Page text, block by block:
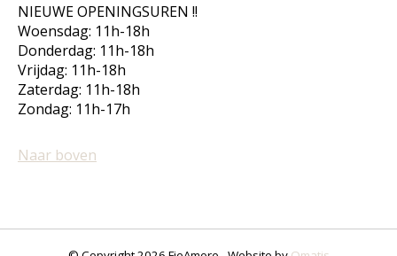
NIEUWE OPENINGSUREN !!
Woensdag: 11h-18h
Donderdag: 11h-18h
Vrijdag: 11h-18h
Zaterdag: 11h-18h
Zondag: 11h-17h
Naar boven